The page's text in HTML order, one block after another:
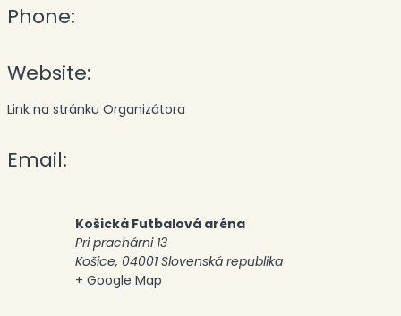
Phone:
Website:
Link na stránku Organizátora
Email:
Košická Futbalová aréna
Pri prachárni 13
Košice, 04001 Slovenská republika
+ Google Map